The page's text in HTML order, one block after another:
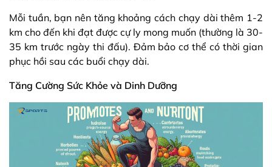
Mỗi tuần, bạn nên tăng khoảng cách chạy dài thêm 1-2
km cho đến khi đạt được cự ly mong muốn (thường là 30-
35 km trước ngày thi đấu). Đảm bảo cơ thể có thời gian
phục hồi sau các buổi chạy dài.
Tăng Cường Sức Khỏe và Dinh Dưỡng